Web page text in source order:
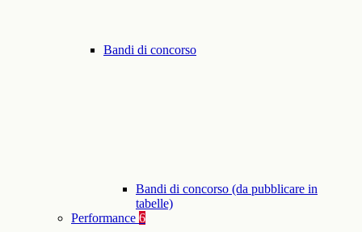
Bandi di concorso
Bandi di concorso (da pubblicare in
tabelle)
Performance 6